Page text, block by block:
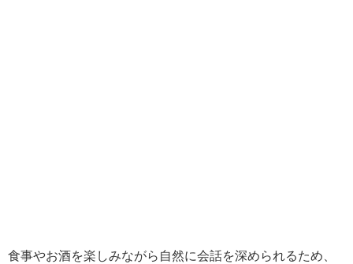
食事やお酒を楽しみながら自然に会話を深められるため、